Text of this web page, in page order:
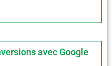
avec Google